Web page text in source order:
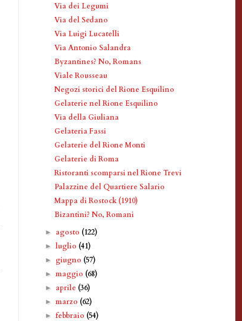
Via dei Legumi
Via del Sedano
Via Luigi Lucatelli
Via Antonio Salandra
Byzantines? No, Romans
Viale Rousseau
Negozi storici del Rione Esquilino
Gelaterie nel Rione Esquilino
Via della Giuliana
Gelateria Fassi
Gelaterie del Rione Monti
Gelaterie di Roma
Ristoranti scomparsi nel Rione Trevi
Palazzine del Quartiere Salario
Mappa di Rostock (1910)
Bizantini? No, Romani
► agosto (122)
►luglio (41)
► giugno (57)
►maggio (68)
► aprile (36)
►marzo (62)
►febbraio (54)